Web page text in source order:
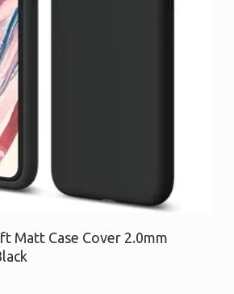
περισσότερα
Matt Case Cover 2.0mm